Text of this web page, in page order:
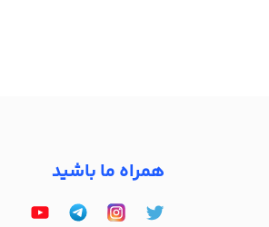
همراه ما باشید